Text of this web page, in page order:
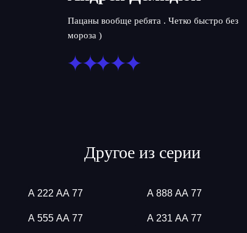
Пацаны вообще ребята . Четко быстро без
мороза )
Другое из серии
А 222 АА 77 А 888 АА 77
А 555 АА 77 А 231 АА 77